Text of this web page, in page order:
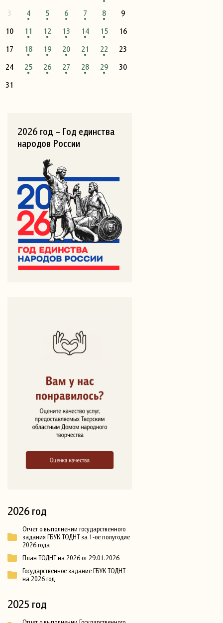
3
4 5 6 7 8
9
10
11 12 13 14 15
16
17
18 19 20 21 22
23
24
25 26 27 28 29
30
31
2026 год – Год единства
народов России
2026 год
Отчет о выполнении государственного
задания ГБУК ТОДНТ за 1-ое полугодие
2026 года
План ТОДНТ на 2026 от 29.01.2026
Государственное задание ГБУК ТОДНТ
на 2026 год
2025 год